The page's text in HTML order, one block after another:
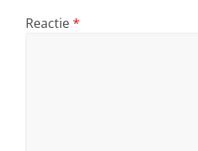
Reactie*